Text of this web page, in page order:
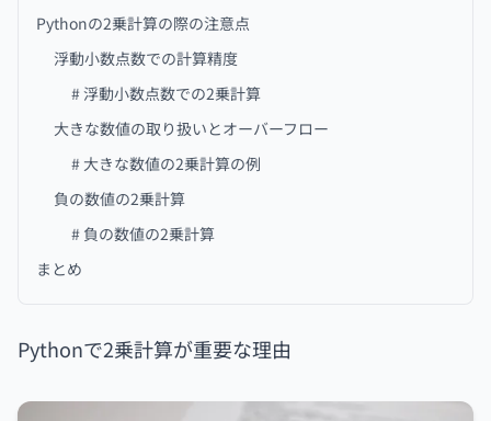
Pythonの2乗計算の際の注意点
浮動小数点数での計算精度
# 浮動小数点数での2乗計算
大きな数値の取り扱いとオーバーフロー
# 大きな数値の2乗計算の例
負の数値の2乗計算
# 負の数値の2乗計算
まとめ
Pythonで2乗計算が重要な理由